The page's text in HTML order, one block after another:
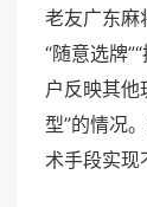
老友广东麻
“随意选牌
户反映其他
型”的情况
术手段实现